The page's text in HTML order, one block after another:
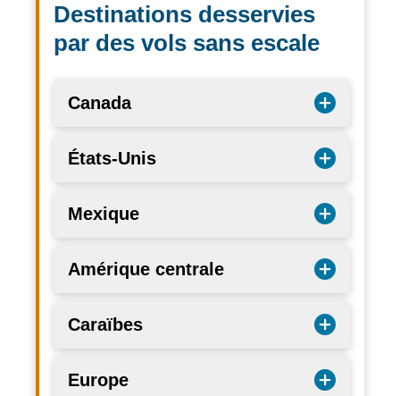
Destinations desservies
par des vols sans escale
Canada
États-Unis
Mexique
Amérique centrale
Caraïbes
Europe